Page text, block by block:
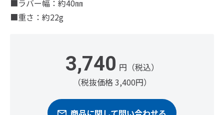
■ラバー幅：約40㎜
■重さ：約22g
3,740 円（税込）
（税抜価格 3,400円）